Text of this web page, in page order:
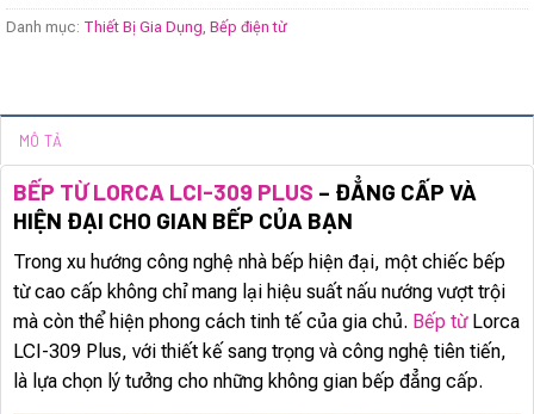
Danh mục: Thiết Bị Gia Dụng Bếp điện từ
MÔ TẢ
BẾP TỪ LORCA LCI-309 PLUS – ĐẲNG CẤP VÀ
HIỆN ĐẠI CHO GIAN BẾP CỦA BẠN
Trong xu hướng công nghệ nhà bếp hiện đại, một chiếc bếp
từ cao cấp không chỉ mang lại hiệu suất nấu nướng vượt trội
mà còn thể hiện phong cách tinh tế của gia chủ. Bếp từLorca
LCI-309 Plus, với thiết kế sang trọng và công nghệ tiên tiến,
là lựa chọn lý tưởng cho những không gian bếp đẳng cấp.